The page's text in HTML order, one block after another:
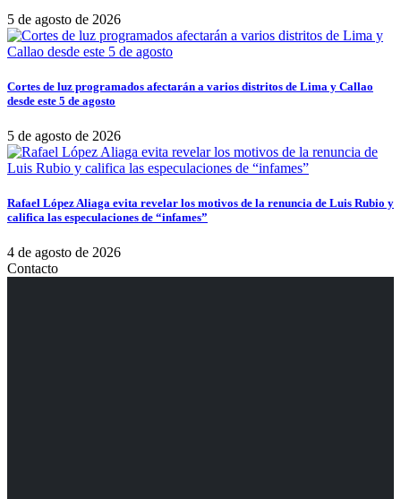
5 de agosto de 2026
Cortes de luz programados afectarán a varios distritos de Lima y Callao
desde este 5 de agosto
5 de agosto de 2026
Rafael López Aliaga evita revelar los motivos de la renuncia de Luis Rubio y
califica las especulaciones de “infames”
4 de agosto de 2026
Contacto